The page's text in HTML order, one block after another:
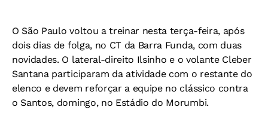
O São Paulo voltou a treinar nesta terça-feira, após
dois dias de folga, no CT da Barra Funda, com duas
novidades. O lateral-direito Ilsinho e o volante Cleber
Santana participaram da atividade com o restante do
elenco e devem reforçar a equipe no clássico contra
o Santos, domingo, no Estádio do Morumbi.